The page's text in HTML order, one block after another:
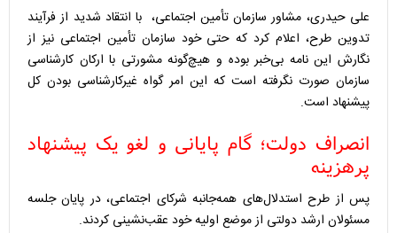
علی حیدری، مشاور سازمان تأمین اجتماعی، با انتقاد شدید از فرآیند
تدوین طرح، اعلام کرد که حتی خود سازمان تأمین اجتماعی نیز از
نگارش این نامه بی‌خبر بوده و هیچ‌گونه مشورتی با ارکان کارشناسی
سازمان صورت نگرفته است که این امر گواه غیرکارشناسی بودن کل
پیشنهاد است.
انصراف دولت؛ گام پایانی و لغو یک پیشنهاد
پرهزینه
پس از طرح استدلال‌های همه‌جانبه شرکای اجتماعی، در پایان جلسه
مسئولان ارشد دولتی از موضع اولیه خود عقب‌نشینی کردند.